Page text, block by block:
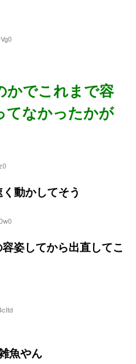
かでこれまで容
てなかったかが
動かしてそう
姿してから出直してこ
魚やん